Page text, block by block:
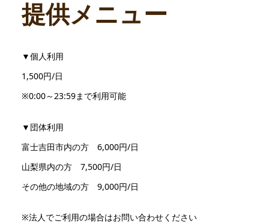
提供メニュー
▼個人利用
1,500円/日
※0:00～23:59まで利用可能
▼団体利用
富士吉田市内の方 6,000円/日
山梨県内の方 7,500円/日
その他の地域の方 9,000円/日
※法人でご利用の場合はお問い合わせください